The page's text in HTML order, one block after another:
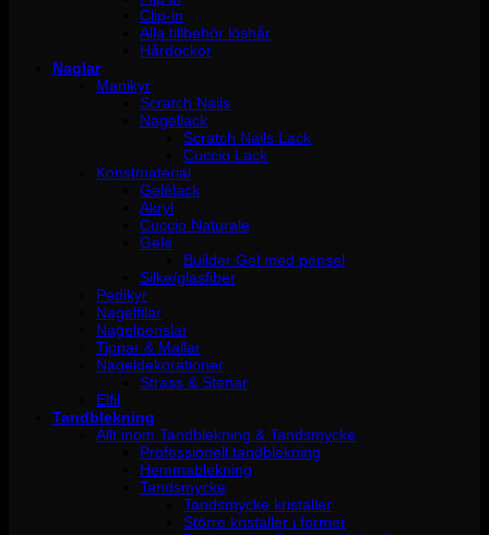
Clip-in
Alla tillbehör löshår
Hårdockor
Naglar
Manikyr
Scratch Nails
Nagellack
Scratch Nails Lack
Cuccio Lack
Konstmaterial
Gelélack
Akryl
Cuccio Naturale
Gelé
Builder Gel med pensel
Silke/glasfiber
Pedikyr
Nagelfilar
Nagelpenslar
Tippar & Mallar
Nageldekorationer
Strass & Stenar
Elfil
Tandblekning
Allt inom Tandblekning & Tandsmycke
Professionell tandblekning
Hemmablekning
Tandsmycke
Tandsmycke kristaller
Större kristaller i former